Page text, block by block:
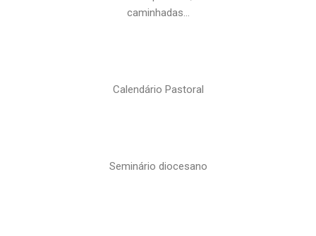
caminhadas…
Calendário Pastoral
Seminário diocesano